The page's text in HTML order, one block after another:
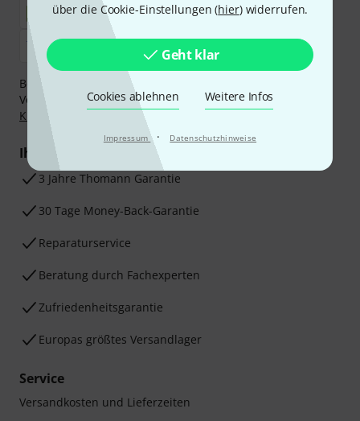
über die Cookie-Einstellungen (hier) widerrufen.
Geht klar
Cookies ablehnen Weitere Infos
Impressum · Datenschutzhinweise
Bezahlen Sie vertraulich und sicher per Nachnahme,
Vorkasse, PayPal, Amazon Pay,
Klarna Sofort bezahlen
Klarna Ratenzahlung
oder Kreditkarte.
Ihre Vorteile
3 Jahre Thomann Garantie
30 Tage Money-Back-Garantie
Reparaturservice
Beratung durch Fachexperten
Zufriedenheitsgarantie
Europas größtes Versandlager
Service
Versandkosten und Lieferzeiten